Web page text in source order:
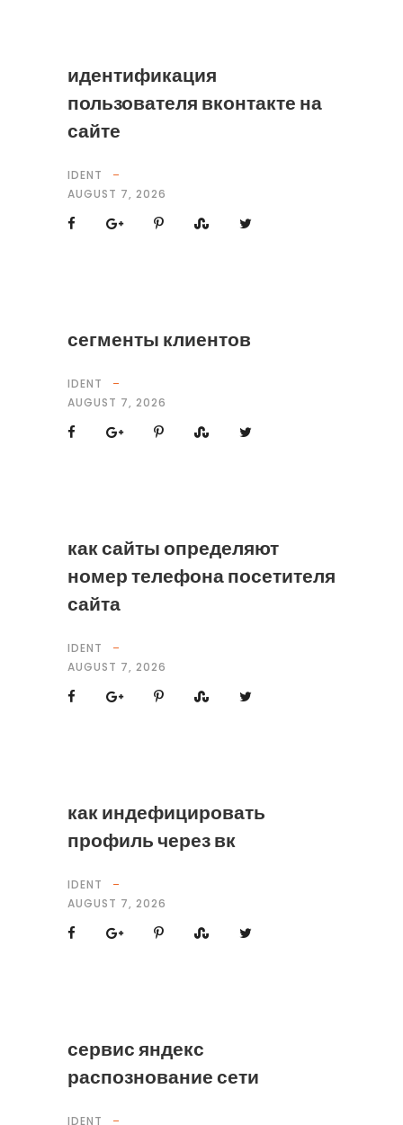
идентификация
пользователя вконтакте на
сайте
IDENT
AUGUST 7, 2026
сегменты клиентов
IDENT
AUGUST 7, 2026
как сайты определяют
номер телефона посетителя
сайта
IDENT
AUGUST 7, 2026
как индефицировать
профиль через вк
IDENT
AUGUST 7, 2026
сервис яндекс
распознование сети
IDENT